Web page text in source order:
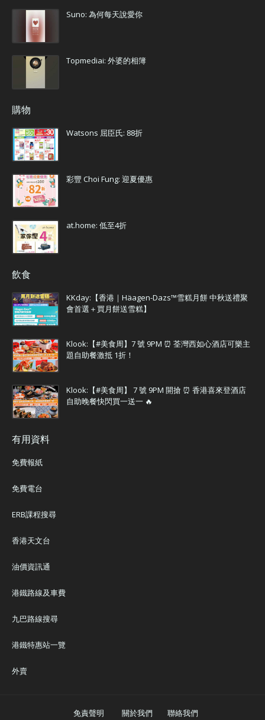
Suno: 為何每天說愛你
Topmediai: 外婆的相簿
購物
Watsons 屈臣氏: 88折
彩豐 Choi Fung: 迎夏優惠
at.home: 低至4折
飲食
KKday:【香港｜Häagen-Dazs™雪糕月餅 中秋送禮聚
會首選＋買月餅送雪糕】
Klook:【#美食周】7 號 9PM ⏰ 荃灣西如心酒店可樂主
題自助餐激抵 1折！
Klook:【#美食周】 7 號 9PM 開搶 ⏰ 香港喜來登酒店
自助晚餐快閃買一送一 🔥
有用資料
免費報紙
免費電台
ERB課程搜尋
香港天文台
油價資訊通
港鐵路線及車費
九巴路線搜尋
港鐵特惠站一覽
外賣
免責聲明 關於我們 聯絡我們